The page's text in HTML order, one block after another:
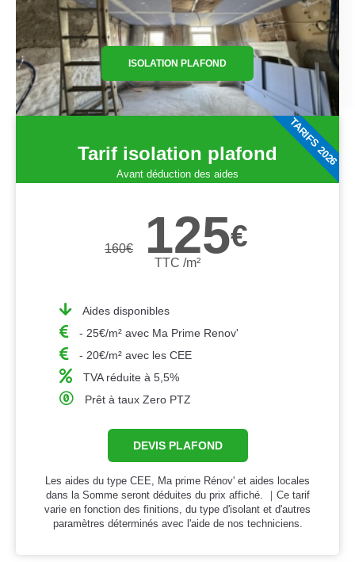
ISOLATION PLAFOND
Tarif isolation plafond
Avant déduction des aides
160€ 125€
TTC /m²
Aides disponibles
- 25€/m² avec Ma Prime Renov'
- 20€/m² avec les CEE
TVA réduite à 5,5%
Prêt à taux Zero PTZ
DEVIS PLAFOND
Les aides du type CEE, Ma prime Rénov' et aides locales
dans la Somme seront déduites du prix affiché. ｜Ce tarif
varie en fonction des finitions, du type d'isolant et d'autres
paramètres déterminés avec l'aide de nos techniciens.
TARIFS 2026